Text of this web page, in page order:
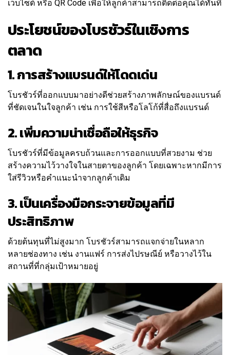
เว็บไซต์ หรือ QR Code เพื่อให้ลูกค้าสามารถติดต่อคุณได้ทันที
ประโยชน์ของโบรชัวร์ในเชิงการ
ตลาด
1. การสร้างแบรนด์ให้โดดเด่น
โบรชัวร์ที่ออกแบบมาอย่างดีช่วยสร้างภาพลักษณ์ของแบรนด์
ที่ชัดเจนในใจลูกค้า เช่น การใช้สีหรือโลโก้ที่สื่อถึงแบรนด์
2. เพิ่มความน่าเชื่อถือให้ธุรกิจ
โบรชัวร์ที่มีข้อมูลครบถ้วนและการออกแบบที่สวยงาม ช่วย
สร้างความไว้วางใจในสายตาของลูกค้า โดยเฉพาะหากมีการ
ใส่รีวิวหรือคำแนะนำจากลูกค้าเดิม
3. เป็นเครื่องมือกระจายข้อมูลที่มี
ประสิทธิภาพ
ด้วยต้นทุนที่ไม่สูงมาก โบรชัวร์สามารถแจกจ่ายในหลาก
หลายช่องทาง เช่น งานแฟร์ การส่งไปรษณีย์ หรือวางไว้ใน
สถานที่ที่กลุ่มเป้าหมายอยู่